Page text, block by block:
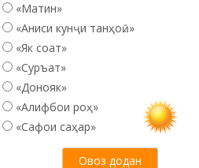
«Матин»
«Аниси кунҷи танҳоӣ...»
«Як соат»
«Суръат»
«Донояк»
«Алифбои роҳ»
«Сафои саҳар»